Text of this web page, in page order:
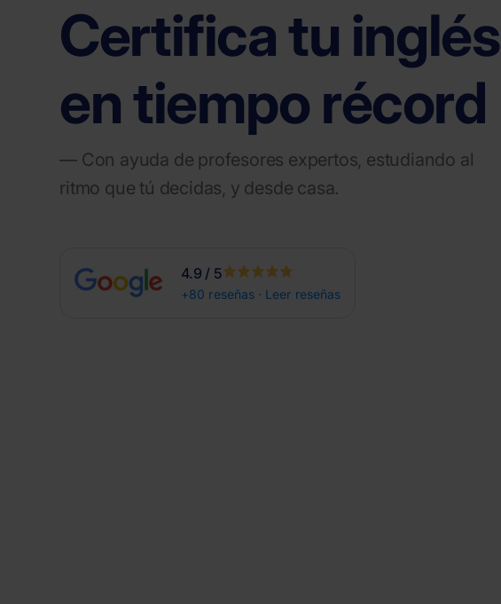
Certifica tu inglés
en tiempo récord
— Con ayuda de profesores expertos, estudiando al
ritmo que tú decidas, y desde casa.
4.9 / 5
+80 reseñas · Leer reseñas